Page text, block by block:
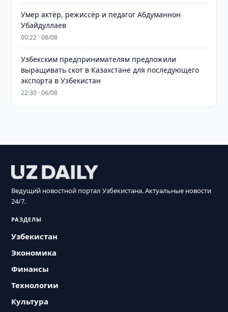
Умер актёр, режиссёр и педагог Абдуманнон
Убайдуллаев
00:22 · 08/08
Узбекским предпринимателям предложили
выращивать скот в Казахстане для последующего
экспорта в Узбекистан
22:30 · 06/08
Ведущий новостной портал Узбекистана. Актуальные новости
24/7.
РАЗДЕЛЫ
Узбекистан
Экономика
Финансы
Технологии
Культура